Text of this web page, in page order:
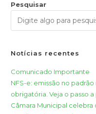
Pesquisar
Notícias recentes
Comunicado Importante
NFS-e: emissão no padrão
obrigatória. Veja o passo a
Câmara Municipal